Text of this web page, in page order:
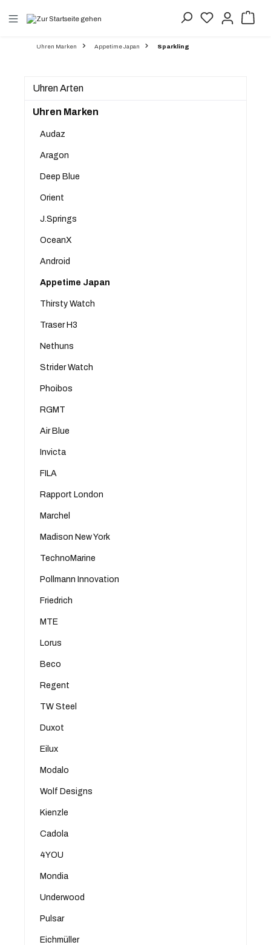
Uhren Marken Appetime Japan Sparkling
Uhren Arten
Uhren Marken
Audaz
Aragon
Deep Blue
Orient
J.Springs
OceanX
Android
Appetime Japan
Thirsty Watch
Traser H3
Nethuns
Strider Watch
Phoibos
RGMT
Air Blue
Invicta
FILA
Rapport London
Marchel
Madison New York
TechnoMarine
Pollmann Innovation
Friedrich
MTE
Lorus
Beco
Regent
TW Steel
Duxot
Eilux
Modalo
Wolf Designs
Kienzle
Cadola
4YOU
Mondia
Underwood
Pulsar
Eichmüller